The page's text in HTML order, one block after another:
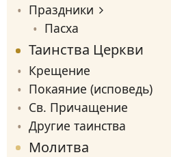
Праздники
Пасха
Таинства Церкви
Крещение
Покаяние (исповедь)
Св. Причащение
Другие таинства
Молитва